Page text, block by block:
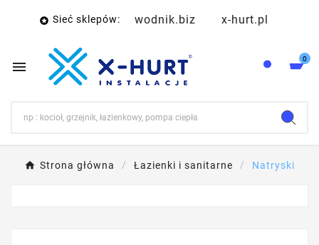
 Sieć sklepów: wodnik.biz x-hurt.pl
 0
Strona główna Łazienki i sanitarne Natryski